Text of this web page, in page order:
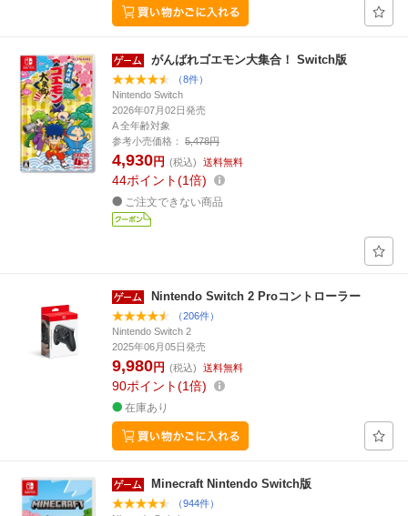
がんばれゴエモン大集合！ Switch版
（8件）
Nintendo Switch
2026年07月02日発売
A 全年齢対象
参考小売価格：
5,478円
4,930円 (税込) 送料無料
44ポイント 1倍
ご注文できない商品
Nintendo Switch 2 Proコントローラー
（206件）
Nintendo Switch 2
2025年06月05日発売
9,980円 (税込) 送料無料
90ポイント 1倍
在庫あり
Minecraft Nintendo Switch版
（944件）